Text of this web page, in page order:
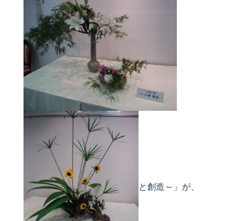
と創造～」が、